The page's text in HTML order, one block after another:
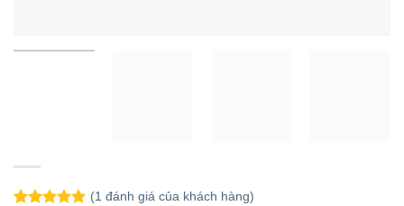
(1 đánh giá của khách hàng)